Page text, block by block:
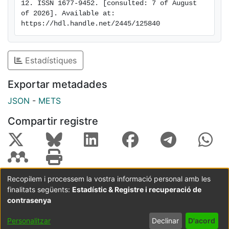
can be used in basic and applied research in barley.
12. ISSN 1677-9452. [consulted: 7 of August
of 2026]. Available at:
https://hdl.handle.net/2445/125840
Estadístiques
Exportar metadades
JSON - METS
Compartir registre
Coordinació:CRAI UB Avís legal
Metadades
subjectes a:
Configuració
de cookies
privadesa
Recopilem i processem la vostra informació personal amb les
finalitats següents: Estadístic & Registre i recuperació de
contrasenya
Personalitzar Declinar D'acord